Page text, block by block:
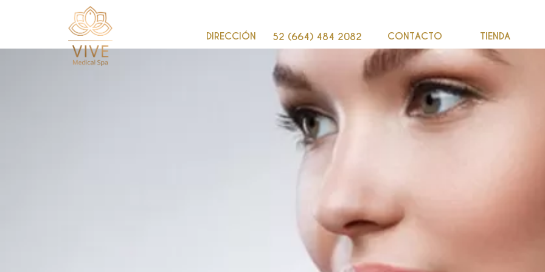
DIRECCIÓN 52 (664) 484 2082 CONTACTO TIENDA